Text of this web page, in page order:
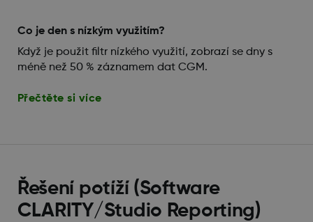
Co je den s nízkým využitím?
Když je použit filtr nízkého využití, zobrazí se dny s
méně než 50 % záznamem dat CGM.
Přečtěte si více
Řešení potíží (Software
CLARITY/Studio Reporting)